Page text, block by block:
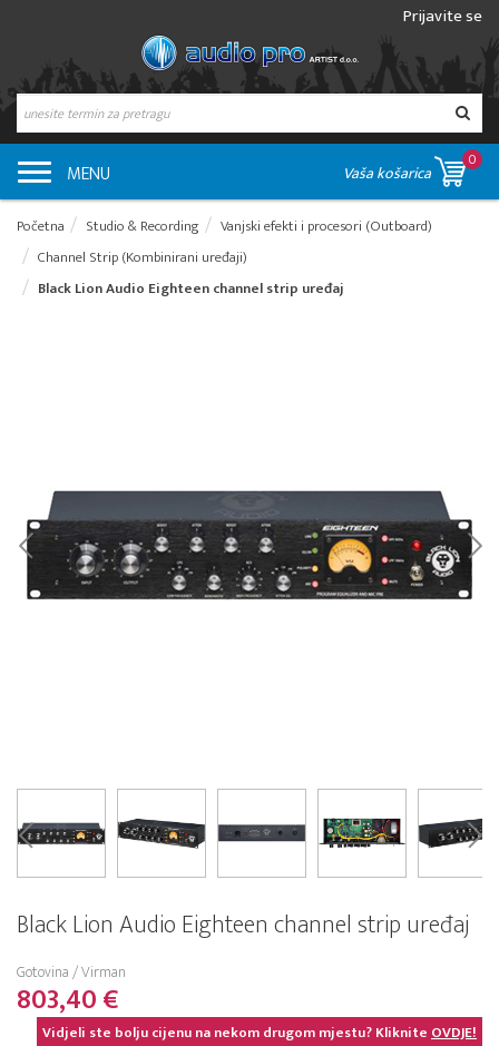
Prijavite se
MENU Vaša košarica
0
Početna Studio & Recording
Vanjski efekti i procesori (Outboard)
Channel Strip (Kombinirani uređaji)
Black Lion Audio Eighteen channel strip uređaj
Black Lion Audio Eighteen channel strip uređaj
Gotovina / Virman
803,40 €
Vidjeli ste bolju cijenu na nekom drugom mjestu? KlikniteOVDJE!